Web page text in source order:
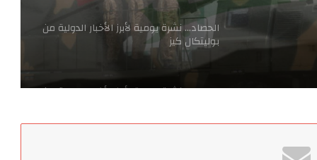
قطاع الحصاد… نشرة يومية لأبرز الأخبار الدولية من
بوليتكال كيز
الحصاد… نشرة يومية لأبرز الأخبار الدولية من